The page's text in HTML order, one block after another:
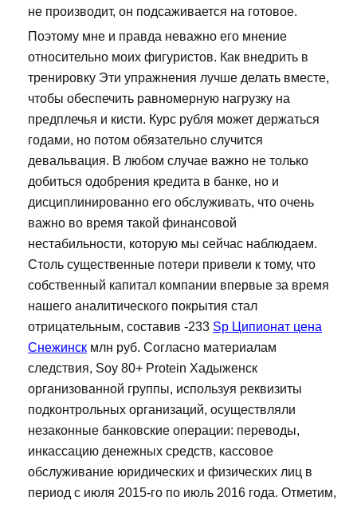
не производит, он подсаживается на готовое.
Поэтому мне и правда неважно его мнение
относительно моих фигуристов. Как внедрить в
тренировку Эти упражнения лучше делать вместе,
чтобы обеспечить равномерную нагрузку на
предплечья и кисти. Курс рубля может держаться
годами, но потом обязательно случится
девальвация. В любом случае важно не только
добиться одобрения кредита в банке, но и
дисциплинированно его обслуживать, что очень
важно во время такой финансовой
нестабильности, которую мы сейчас наблюдаем.
Столь существенные потери привели к тому, что
собственный капитал компании впервые за время
нашего аналитического покрытия стал
отрицательным, составив -233 Sp Ципионат цена
Снежинск млн руб. Согласно материалам
следствия, Soy 80+ Protein Хадыженск
организованной группы, используя реквизиты
подконтрольных организаций, осуществляли
незаконные банковские операции: переводы,
инкассацию денежных средств, кассовое
обслуживание юридических и физических лиц в
период с июля 2015-го по июль 2016 года. Отметим,